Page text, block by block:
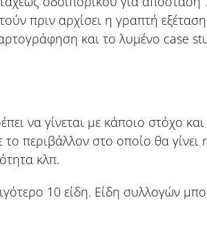
πριν αρχίσει η γραπτή
και το λυμένο case
να γίνεται με κάποιο στόχο και
περιβάλλον στο οποίο θα
κλπ.
10 είδη. Είδη συλλογών